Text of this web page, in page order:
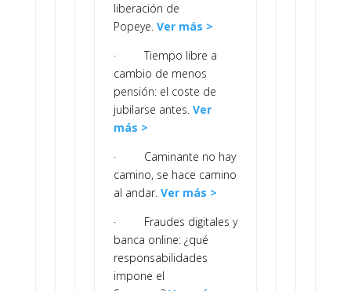
liberación de
Popeye. Ver más >
· Tiempo libre a
cambio de menos
pensión: el coste de
jubilarse antes. Ver
más >
· Caminante no hay
camino, se hace camino
al andar. Ver más >
· Fraudes digitales y
banca online: ¿qué
responsabilidades
impone el